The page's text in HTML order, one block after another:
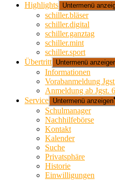
Highlights Untermenü
schiller.bläser
schiller.digital
schiller.ganztag
schiller.mint
schiller.sport
Übertritt Untermenü
Informationen
Vorabanmeldung
Anmeldung ab Jgst. 6
Service Untermenü anzeigen
Schulmanager
Nachhilfebörse
Kontakt
Kalender
Suche
Privatsphäre
Historie
Einwilligungen